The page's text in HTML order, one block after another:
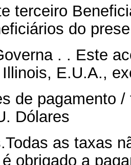
terceiro
do
. . Este
E.U.A.,
de pagamento
Dólares
Todas as taxas
obrigado a